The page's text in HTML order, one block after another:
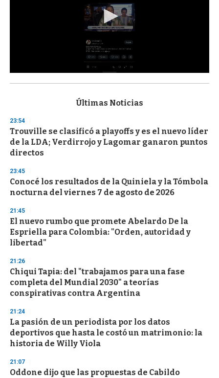
s
d
s
o
f
3
s
e
c
o
d
s
Últimas Noticias
23:54
Trouville se clasificó a playoffs y es el nuevo líder
de la LDA; Verdirrojo y Lagomar ganaron puntos
directos
23:45
Conocé los resultados de la Quiniela y la Tómbola
nocturna del viernes 7 de agosto de 2026
21:45
El nuevo rumbo que promete Abelardo De la
Espriella para Colombia: "Orden, autoridad y
libertad"
21:26
Chiqui Tapia: del "trabajamos para una fase
completa del Mundial 2030" a teorías
conspirativas contra Argentina
21:24
La pasión de un periodista por los datos
deportivos que hasta le costó un matrimonio: la
historia de Willy Viola
21:07
Oddone dijo que las propuestas de Cabildo